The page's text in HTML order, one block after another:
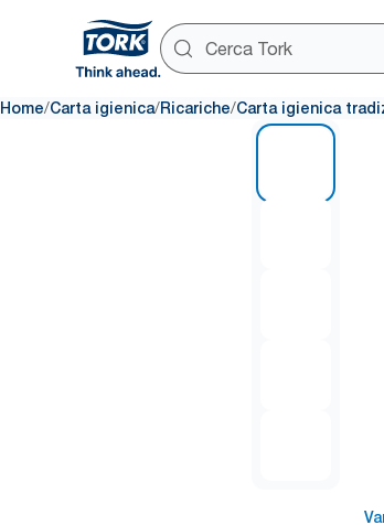
Home/Carta igienica/Ricariche/Carta igienica